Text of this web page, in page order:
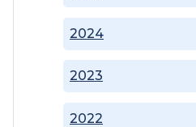
2022
2023
2024